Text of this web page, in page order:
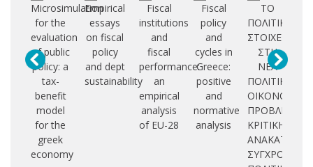
Microsimulation
for the
evaluation
of public
policy: a
tax-
benefit
model
for the
greek
economy
Empirical
essays
on fiscal
policy
and dept
sustainability
Fiscal
institutions
and
fiscal
performance:
an
empirical
analysis
of EU-28
Fiscal
policy
and
cycles in
Greece:
positive
and
normative
analysis
ΤΟ
ΠΟΛΙΤΙΚΟ
ΣΤΟΙΧΕΙΟ
ΣΤΗ
ΝΕΑ
ΠΟΛΙΤΙΚΗ
ΟΙΚΟΝΟΜΙΑ.
ΚΡΙΤΙΚΗΣ
ΣΥΓΧΡΟΝΩΝ